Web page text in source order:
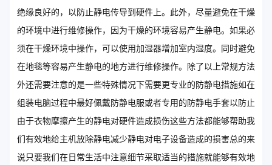
绝缘良好的，以防止静电传导到硬件上。此外，尽量避免在干燥
的环境中进行维修操作，因为干燥的环境容易产生静电。如果必
须在干燥环境中操作，可以使用加湿器增加室内湿度。同时避免
在地毯等容易产生静电的地方进行维修操作。除了以上常规方法
外还需要注意的是一些特殊情况下需要更专业的防静电措施如在
组装电脑过程中最好佩戴防静电服或者专用的防静电手套以防止
由于衣物摩擦产生的静电对硬件造成损伤这些方法都能够帮助我
们有效地给主机放除静电减少静电对电子设备造成的损害总的来
说只要我们在日常生活中注意细节采取适当的措施就能够有效地